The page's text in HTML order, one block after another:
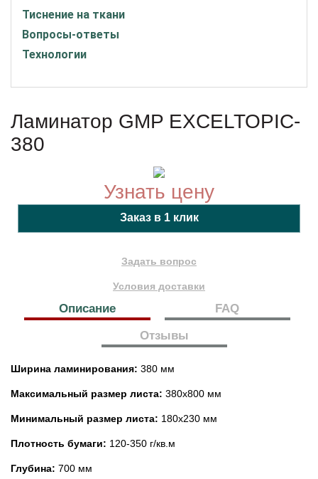
Тиснение на ткани
Вопросы-ответы
Технологии
Ламинатор GMP EXCELTOPIC-
380
Узнать цену
Задать вопрос
Условия доставки
Описание
FAQ
Отзывы
Ширина ламинирования: 380 мм
Максимальный размер листа: 380х800 мм
Минимальный размер листа: 180х230 мм
Плотность бумаги: 120-350 г/кв.м
Глубина: 700 мм